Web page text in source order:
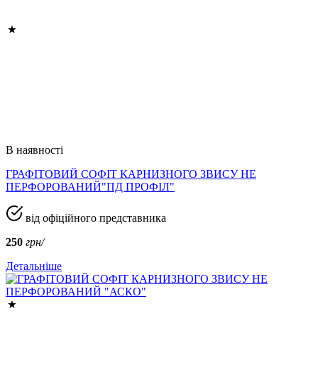
В наявності
ГРАФІТОВИЙ СОФІТ КАРНИЗНОГО ЗВИСУ НЕ
ПЕРФОРОВАНИЙ"ПД ПРОФІЛ"
від офіційного представника
250 грн/
Детальніше